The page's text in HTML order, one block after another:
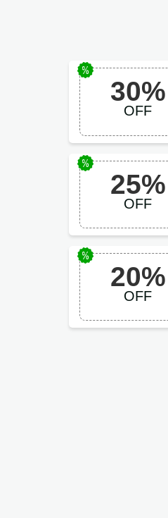
30%
OFF
25%
OFF
20%
OFF